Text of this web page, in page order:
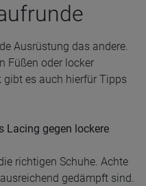
Ausrüstung das andere.
Füßen oder locker
gibt es auch hierfür Tipps
Lacing gegen lockere
richtigen Schuhe. Achte
gedämpft sind.